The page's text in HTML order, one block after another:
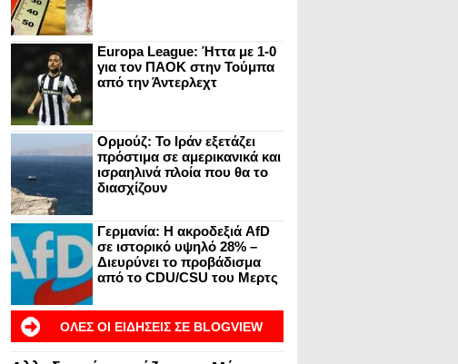
Europa League: Ήττα με 1-0
για τον ΠΑΟΚ στην Τούμπα
από την Άντερλεχτ
Ορμούζ: Το Ιράν εξετάζει
πρόστιμα σε αμερικανικά και
ισραηλινά πλοία που θα το
διασχίζουν
Γερμανία: Η ακροδεξιά AfD
σε ιστορικό υψηλό 28% –
Διευρύνει το προβάδισμα
από το CDU/CSU του Μερτς
ΟΛΕΣ ΟΙ ΕΙΔΗΣΕΙΣ ΣΕ BLOGVIEW